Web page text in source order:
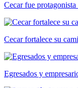
Cecar fue
Cecar fortalece su
Egresados y